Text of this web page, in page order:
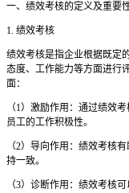
一、绩效考核的定义及重要
1. 绩效考核
绩效考核是指企业根据既定
态度、工作能力等方面进行
面：
（1）激励作用：通过绩效
员工的工作积极性。
（2）导向作用：绩效考核
持一致。
（3）诊断作用：绩效考核